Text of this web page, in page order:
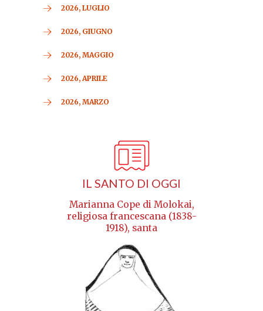
2026, LUGLIO
2026, GIUGNO
2026, MAGGIO
2026, APRILE
2026, MARZO
IL SANTO DI OGGI
Marianna Cope di Molokai,
religiosa francescana (1838-
1918), santa